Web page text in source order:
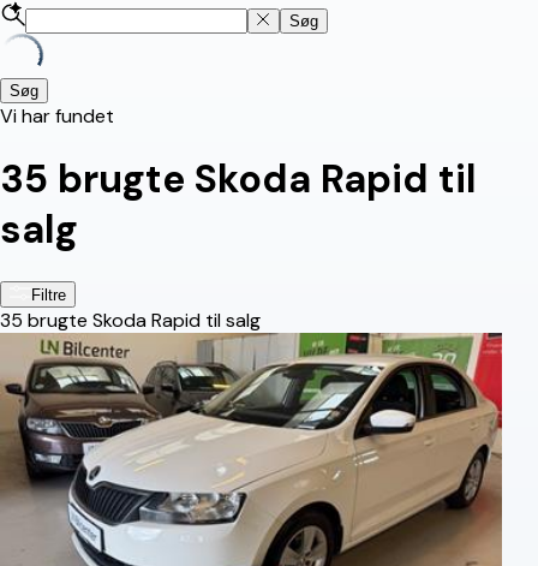
Søg
Søg
Vi har fundet
35 brugte Skoda Rapid til
salg
Filtre
35 brugte Skoda Rapid til salg